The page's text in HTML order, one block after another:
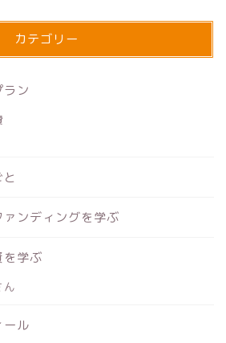
カテゴリー
ン
ンディングを学ぶ
を学ぶ
ん
ール